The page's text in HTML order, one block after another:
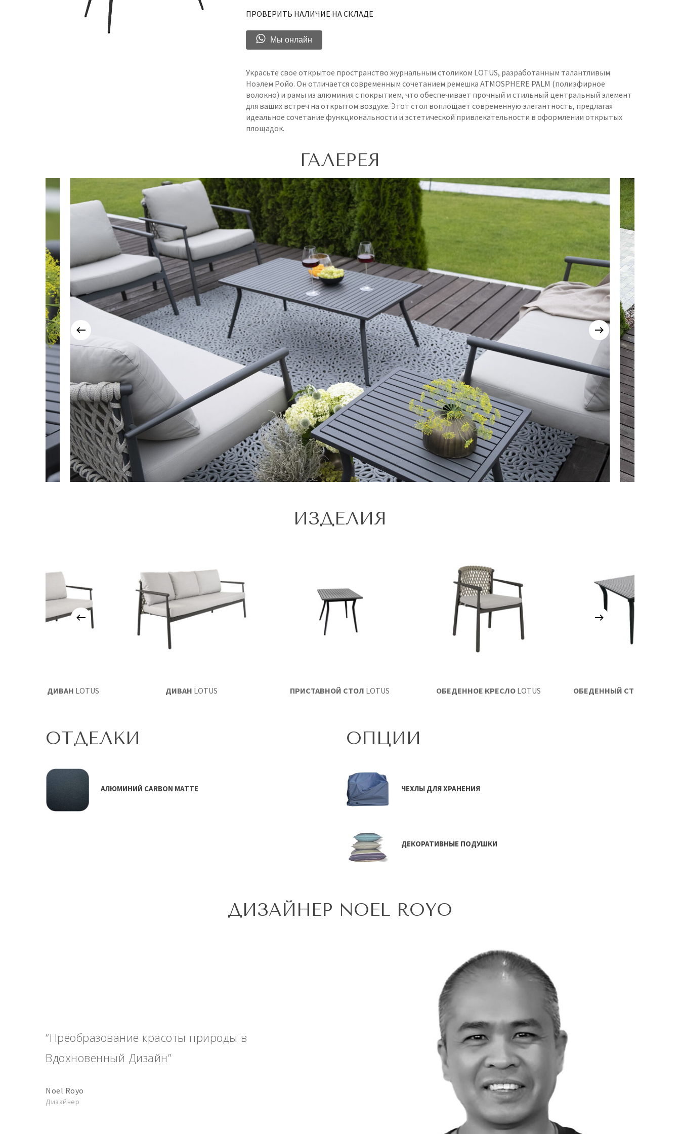
ПРОВЕРИТЬ НАЛИЧИЕ НА СКЛАДЕ
Мы онлайн
Украсьте свое открытое пространство журнальным столиком LOTUS, разработанным талантливым
Ноэлем Ройо. Он отличается современным сочетанием ремешка ATMOSPHERE PALM (полиэфирное
волокно) и рамы из алюминия с покрытием, что обеспечивает прочный и стильный центральный элемент
для ваших встреч на открытом воздухе. Этот стол воплощает современную элегантность, предлагая
идеальное сочетание функциональности и эстетической привлекательности в оформлении открытых
площадок.
ГАЛЕРЕЯ
ИЗДЕЛИЯ
ПРИСТАВНОЙ СТОЛ LOTUS ОБЕДЕННОЕ КРЕСЛОLOTUS ОБЕДЕННЫЙ СТОЛ LOTUS
ДИВАН LOTUS ДИВАН LOTUS
ОТДЕЛКИ
АЛЮМИНИЙ CARBON MATTE
ОПЦИИ
ЧЕХЛЫ ДЛЯ ХРАНЕНИЯ
ДЕКОРАТИВНЫЕ ПОДУШКИ
ДИЗАЙНЕР NOEL ROYO
“Преобразование красоты природы в
Вдохновенный Дизайн”
Noel Royo
Дизайнер